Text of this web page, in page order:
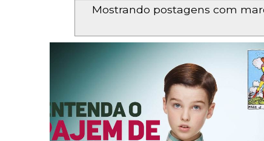
Mostrando postagens com